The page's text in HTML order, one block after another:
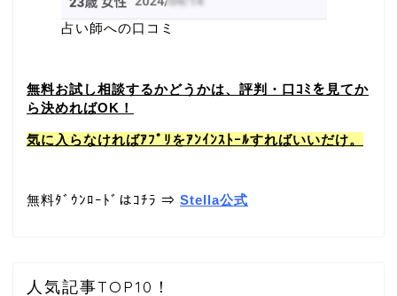
占い師への口コミ
無料お試し相談するかどうかは、評判・口ｺﾐを見てか
ら決めればOK！
気に入らなければｱﾌﾟﾘをｱﾝｲﾝｽﾄｰﾙすればいいだけ。
無料ﾀﾞｳﾝﾛｰﾄﾞはｺﾁﾗ ⇒ Stella公式
人気記事TOP10！